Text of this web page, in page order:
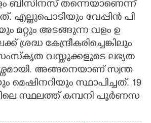
ബി​സി​ന​സ് ത​ന്നെ​യാ​ണെ​ന്ന്
എ​ല്ലു​പൊ​ടി​യും​ വേ​പ്പി​ൻ​ പി​
മ​റ്റും​ അ​ട​ങ്ങു​ന്ന​ വ​ളം​ ഉ​
ശ്ര​ദ്ധ​ കേ​ന്ദ്രീ​ക​രി​ച്ചെ​ങ്കി​ലും​
വ​സ്തു​ക്ക​ളു​ടെ​ ല​ഭ്യ​ത​
അ​ങ്ങ​നെ​യാ​ണ് സ്വ​ന്ത​
മെ​ഷി​ന​റി​യും​ സ്ഥാ​പി​ച്ച​ത്. 1​9​
സ്ഥല​ത്ത് ക​മ്പ​നി​ പൂ​ർ​ണ​സ​